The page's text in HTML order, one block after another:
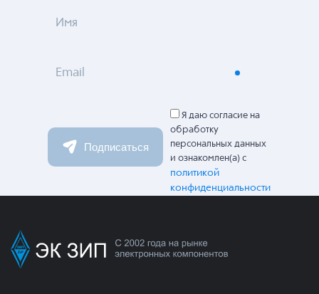
Имя
Email
Подписаться
Я даю согласие на
обработку
персональных данных
и ознакомлен(а) с
политикой
конфиденциальности